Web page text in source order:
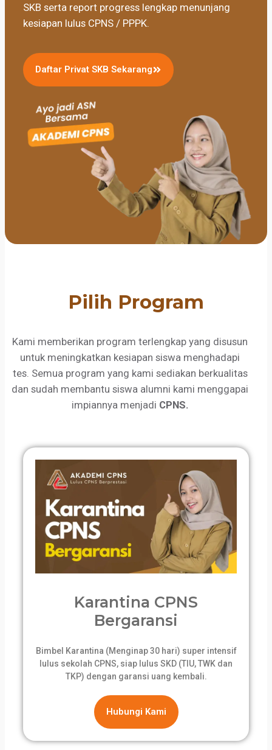
SKB serta report progress lengkap menunjang
kesiapan lulus CPNS / PPPK.
Daftar Privat SKB Sekarang
Pilih Program
Kami memberikan program terlengkap yang disusun
untuk meningkatkan kesiapan siswa menghadapi
tes. Semua program yang kami sediakan berkualitas
dan sudah membantu siswa alumni kami menggapai
impiannya menjadi CPNS.
Karantina CPNS
Bergaransi
Bimbel Karantina (Menginap 30 hari) super intensif
lulus sekolah CPNS, siap lulus SKD (TIU, TWK dan
TKP) dengan garansi uang kembali.
Hubungi Kami